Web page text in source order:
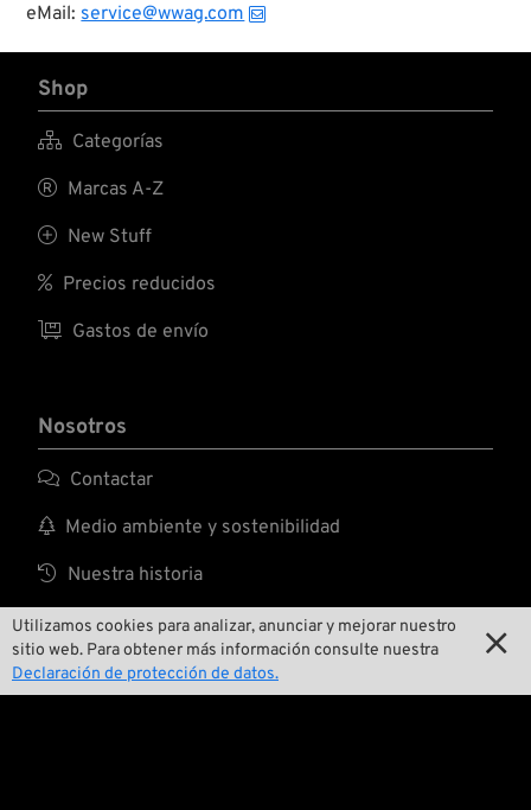
Utilizamos cookies para analizar, anunciar y mejorar nuestro
sitio web. Para obtener más información consulte nuestra
Declaración de protección de datos.

eMail: service@wwag.com
Shop
 Categorías
 Marcas A-Z
 New Stuff
 Precios reducidos
 Gastos de envío
Nosotros
 Contactar
 Medio ambiente y sostenibilidad
 Nuestra historia
 Wrecking Crew